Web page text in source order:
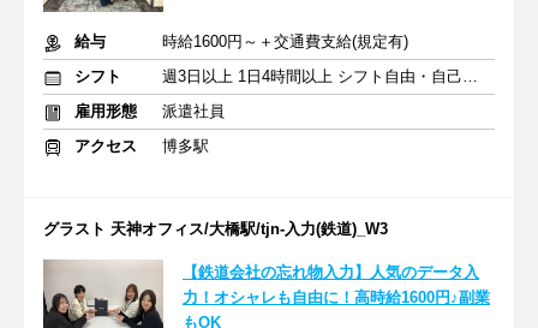
給与
時給1600円～＋交通費支給(規定有)
シフト
週3日以上 1日4時間以上 シフト自由・自己申告
雇用形態
派遣社員
アクセス
博多駅
グラスト 天神オフィス/大橋駅/tjn-入力(鉄道)_W3
【鉄道会社の忘れ物入力】人気のデータ入
力！オシャレも自由に！高時給1600円♪副業
もOK